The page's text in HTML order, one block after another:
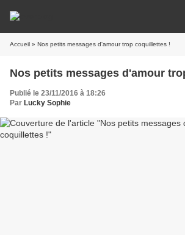
Accueil » Nos petits messages d'amour trop coquillettes !
Nos petits messages d'amour
Publié le 23/11/2016 à 18:26
Par Lucky Sophie